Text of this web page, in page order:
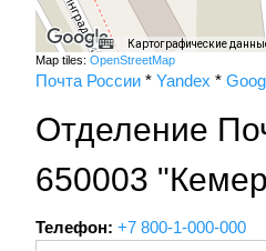
Картографические
Map tiles: OpenStreetMap
Почта России * Yandex *
Отделение
650003
Телефон: +7 800-1-000-000